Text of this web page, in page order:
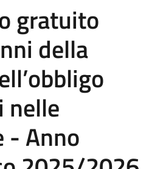
gratuito
della
nelle
- Anno